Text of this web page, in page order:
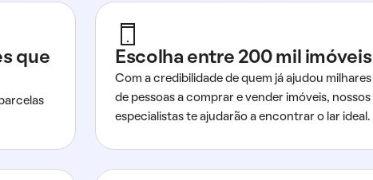
que
Escolha entre 200 mil imóveis
Com a credibilidade de quem já ajudou milhares
de pessoas a comprar e vender imóveis, nossos
especialistas te ajudarão a encontrar o lar ideal.